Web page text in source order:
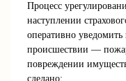
Процесс
наступлении
оперативно
происшествии —
повреждении
сделано: